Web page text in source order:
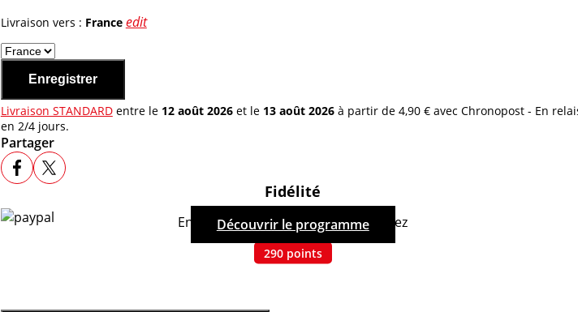
Livraison vers : France edit
Enregistrer
Livraison STANDARDentre le 12 août 2026et le 13 août 2026à partir de 4,90 € avec Chronopost - En
en 2/4 jours.
Partager
Fidélité
En achetant ce produit, vous cumulez
290 points
Découvrir le programme